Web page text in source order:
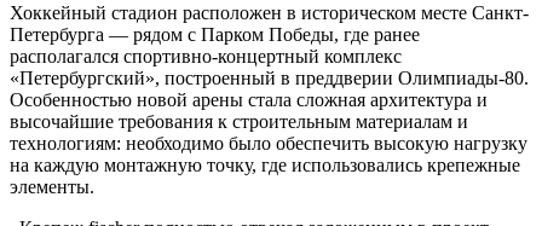
Хоккейный стадион расположен в историческом месте Санкт-
Петербурга — рядом с Парком Победы, где ранее
располагался спортивно-концертный комплекс
«Петербургский», построенный в преддверии Олимпиады-80.
Особенностью новой арены стала сложная архитектура и
высочайшие требования к строительным материалам и
технологиям: необходимо было обеспечить высокую нагрузку
на каждую монтажную точку, где использовались крепежные
элементы.